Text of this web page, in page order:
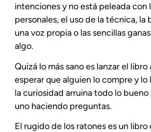
intenciones y no está peleada con
personales, el uso de la técnica, la
una voz propia o las sencillas
algo.
Quizá lo más sano es lanzar el
esperar que alguien lo compre y lo
la curiosidad arruina todo lo bueno
uno haciendo preguntas.
El rugido de los ratones es un